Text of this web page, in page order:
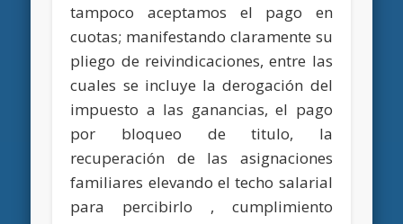
tampoco aceptamos el pago en
cuotas; manifestando claramente su
pliego de reivindicaciones, entre las
cuales se incluye la derogación del
impuesto a las ganancias, el pago
por bloqueo de titulo, la
recuperación de las asignaciones
familiares elevando el techo salarial
para percibirlo , cumplimiento